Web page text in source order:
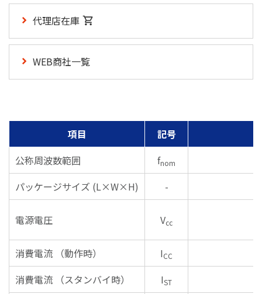
代理店在庫
WEB商社一覧
項目
記号
公称周波数範囲
fnom
パッケージサイズ (L×W×H) -
電源電圧 Vcc
消費電流 （動作時） ICC
消費電流 （スタンバイ時） IST